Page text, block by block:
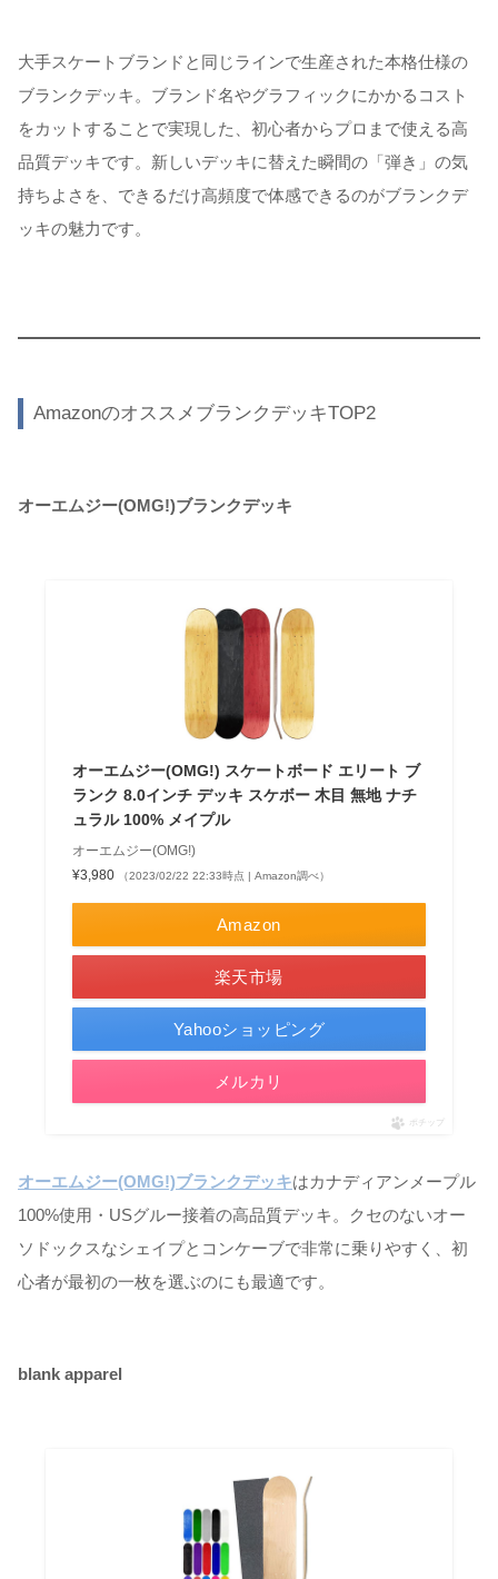
大手スケートブランドと同じラインで生産された本格仕様の
ブランクデッキ。ブランド名やグラフィックにかかるコスト
をカットすることで実現した、初心者からプロまで使える高
品質デッキです。新しいデッキに替えた瞬間の「弾き」の気
持ちよさを、できるだけ高頻度で体感できるのがブランクデ
ッキの魅力です。
AmazonのオススメブランクデッキTOP2
オーエムジー(OMG!)ブランクデッキ
オーエムジー(OMG!) スケートボード エリート ブ
ランク 8.0インチ デッキ スケボー 木目 無地 ナチ
ュラル 100% メイプル
オーエムジー(OMG!)
¥3,980
（2023/02/22 22:33時点 | Amazon調べ）
Amazon
楽天市場
Yahooショッピング
メルカリ
ポチップ
オーエムジー(OMG!)ブランクデッキはカナディアンメープル
100%使用・USグルー接着の高品質デッキ。クセのないオー
ソドックスなシェイプとコンケーブで非常に乗りやすく、初
心者が最初の一枚を選ぶのにも最適です。
blank apparel